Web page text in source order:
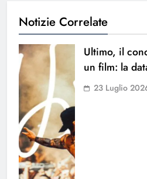
Notizie Correlate
Ultimo, il
un film: la
23 Luglio